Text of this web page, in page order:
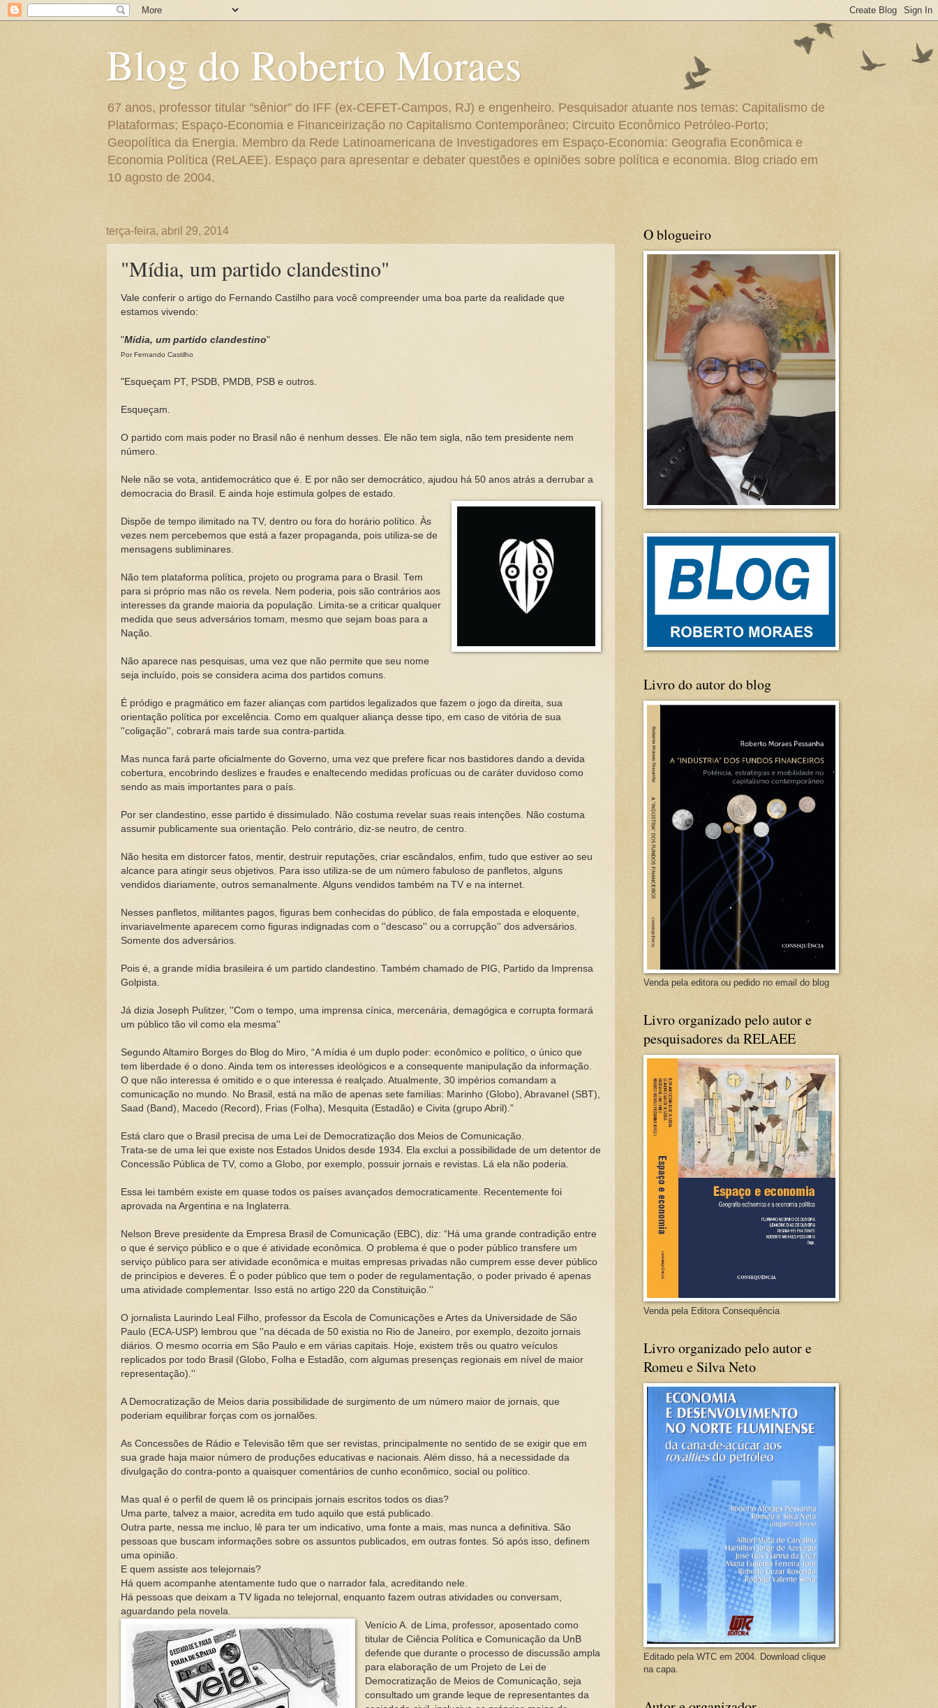
Blog do Roberto Moraes
67 anos, professor titular "sênior" do IFF (ex-CEFET-Campos, RJ) e engenheiro. Pesquisador atuante nos temas: Capitalismo de
Plataformas; Espaço-Economia e Financeirização no Capitalismo Contemporâneo; Circuito Econômico Petróleo-Porto;
Geopolítica da Energia. Membro da Rede Latinoamericana de Investigadores em Espaço-Economia: Geografia Econômica e
Economia Política (ReLAEE). Espaço para apresentar e debater questões e opiniões sobre política e economia. Blog criado em
10 agosto de 2004.
terça-feira, abril 29, 2014
"Mídia, um partido clandestino"
Vale conferir o artigo do Fernando Castilho para você compreender uma boa parte da realidade que
estamos vivendo:
"Mídia, um partido clandestino"
Por Fernando Castilho
"Esqueçam PT, PSDB, PMDB, PSB e outros.
Esqueçam.
O partido com mais poder no Brasil não é nenhum desses. Ele não tem sigla, não tem presidente nem
número.
Nele não se vota, antidemocrático que é. E por não ser democrático, ajudou há 50 anos atrás a derrubar a
democracia do Brasil. E ainda hoje estimula golpes de estado.
Dispõe de tempo ilimitado na TV, dentro ou fora do horário político. Às
vezes nem percebemos que está a fazer propaganda, pois utiliza-se de
mensagens subliminares.
Não tem plataforma política, projeto ou programa para o Brasil. Tem
para si próprio mas não os revela. Nem poderia, pois são contrários aos
interesses da grande maioria da população. Limita-se a criticar qualquer
medida que seus adversários tomam, mesmo que sejam boas para a
Nação.
Não aparece nas pesquisas, uma vez que não permite que seu nome
seja incluído, pois se considera acima dos partidos comuns.
É pródigo e pragmático em fazer alianças com partidos legalizados que fazem o jogo da direita, sua
orientação política por excelência. Como em qualquer aliança desse tipo, em caso de vitória de sua
''coligação'', cobrará mais tarde sua contra-partida.
Mas nunca fará parte oficialmente do Governo, uma vez que prefere ficar nos bastidores dando a devida
cobertura, encobrindo deslizes e fraudes e enaltecendo medidas profícuas ou de caráter duvidoso como
sendo as mais importantes para o país.
Por ser clandestino, esse partido é dissimulado. Não costuma revelar suas reais intenções. Não costuma
assumir publicamente sua orientação. Pelo contrário, diz-se neutro, de centro.
Não hesita em distorcer fatos, mentir, destruir reputações, criar escândalos, enfim, tudo que estiver ao seu
alcance para atingir seus objetivos. Para isso utiliza-se de um número fabuloso de panfletos, alguns
vendidos diariamente, outros semanalmente. Alguns vendidos também na TV e na internet.
Nesses panfletos, militantes pagos, figuras bem conhecidas do público, de fala empostada e eloquente,
invariavelmente aparecem como figuras indignadas com o ''descaso'' ou a corrupção'' dos adversários.
Somente dos adversários.
Pois é, a grande mídia brasileira é um partido clandestino. Também chamado de PIG, Partido da Imprensa
Golpista.
Já dizia Joseph Pulitzer, ''Com o tempo, uma imprensa cínica, mercenária, demagógica e corrupta formará
um público tão vil como ela mesma''
Segundo Altamiro Borges do Blog do Miro, “A mídia é um duplo poder: econômico e político, o único que
tem liberdade é o dono. Ainda tem os interesses ideológicos e a consequente manipulação da informação.
O que não interessa é omitido e o que interessa é realçado. Atualmente, 30 impérios comandam a
comunicação no mundo. No Brasil, está na mão de apenas sete famílias: Marinho (Globo), Abravanel (SBT),
Saad (Band), Macedo (Record), Frias (Folha), Mesquita (Estadão) e Civita (grupo Abril).”
Está claro que o Brasil precisa de uma Lei de Democratização dos Meios de Comunicação.
Trata-se de uma lei que existe nos Estados Unidos desde 1934. Ela exclui a possibilidade de um detentor de
Concessão Pública de TV, como a Globo, por exemplo, possuir jornais e revistas. Lá ela não poderia.
Essa lei também existe em quase todos os países avançados democraticamente. Recentemente foi
aprovada na Argentina e na Inglaterra.
Nelson Breve presidente da Empresa Brasil de Comunicação (EBC), diz: “Há uma grande contradição entre
o que é serviço público e o que é atividade econômica. O problema é que o poder público transfere um
serviço público para ser atividade econômica e muitas empresas privadas não cumprem esse dever público
de princípios e deveres. É o poder público que tem o poder de regulamentação, o poder privado é apenas
uma atividade complementar. Isso está no artigo 220 da Constituição.''
O jornalista Laurindo Leal Filho, professor da Escola de Comunicações e Artes da Universidade de São
Paulo (ECA-USP) lembrou que ''na década de 50 existia no Rio de Janeiro, por exemplo, dezoito jornais
diários. O mesmo ocorria em São Paulo e em várias capitais. Hoje, existem três ou quatro veículos
replicados por todo Brasil (Globo, Folha e Estadão, com algumas presenças regionais em nível de maior
representação).''
A Democratização de Meios daria possibilidade de surgimento de um número maior de jornais, que
poderiam equilibrar forças com os jornalões.
As Concessões de Rádio e Televisão têm que ser revistas, principalmente no sentido de se exigir que em
sua grade haja maior número de produções educativas e nacionais. Além disso, há a necessidade da
divulgação do contra-ponto a quaisquer comentários de cunho econômico, social ou político.
Mas qual é o perfil de quem lê os principais jornais escritos todos os dias?
Uma parte, talvez a maior, acredita em tudo aquilo que está publicado.
Outra parte, nessa me incluo, lê para ter um indicativo, uma fonte a mais, mas nunca a definitiva. São
pessoas que buscam informações sobre os assuntos publicados, em outras fontes. Só após isso, definem
uma opinião.
E quem assiste aos telejornais?
Há quem acompanhe atentamente tudo que o narrador fala, acreditando nele.
Há pessoas que deixam a TV ligada no telejornal, enquanto fazem outras atividades ou conversam,
aguardando pela novela.
Venício A. de Lima, professor, aposentado como
titular de Ciência Política e Comunicação da UnB
defende que durante o processo de discussão ampla
para elaboração de um Projeto de Lei de
Democratização de Meios de Comunicação, seja
consultado um grande leque de representantes da
O blogueiro
Livro do autor do blog
Venda pela editora ou pedido no email do blog
Livro organizado pelo autor e
pesquisadores da RELAEE
Venda pela Editora Consequência
Livro organizado pelo autor e
Romeu e Silva Neto
Editado pela WTC em 2004. Download clique
na capa.